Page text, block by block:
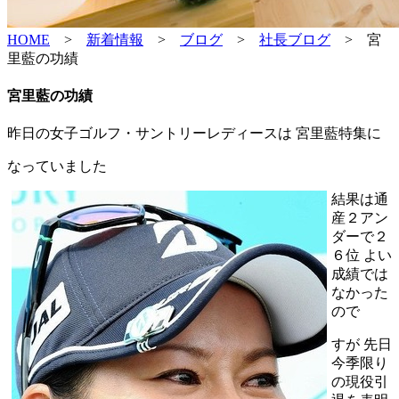
HOME > 新着情報 > ブログ > 社長ブログ > 宮
里藍の功績
宮里藍の功績
昨日の女子ゴルフ・サントリーレディースは 宮里藍特集に
なっていました
結果は通
産２アン
ダーで２
６位 よい
成績では
なかった
ので
すが 先日
今季限り
の現役引